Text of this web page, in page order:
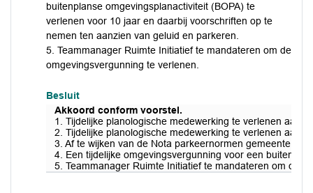
buitenplanse omgevingsplanactiviteit (BOPA) te
verlenen voor 10 jaar en daarbij voorschriften op te
nemen ten aanzien van geluid en parkeren.
5. Teammanager Ruimte Initiatief te mandateren om de
omgevingsvergunning te verlenen.
Besluit
Akkoord conform voorstel.
1. Tijdelijke planologische medewerking te verlenen aan
2. Tijdelijke planologische medewerking te verlenen aan
3. Af te wijken van de Nota parkeernormen gemeente
4. Een tijdelijke omgevingsvergunning voor een
5. Teammanager Ruimte Initiatief te mandateren om de